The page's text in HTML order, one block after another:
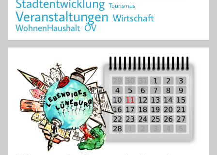
Tourismus
Veranstaltungen Wirtschaft
WohnenHaushalt ÖV